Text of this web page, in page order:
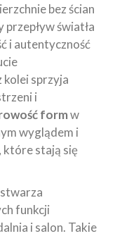
bez ścian
światła
i autentyczność
kolei sprzyja
i
formw
wyglądem i
które stają się
funkcji
i salon. Takie